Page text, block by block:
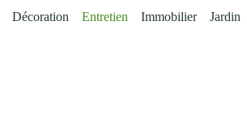
Décoration Entretien Immobilier Jardin